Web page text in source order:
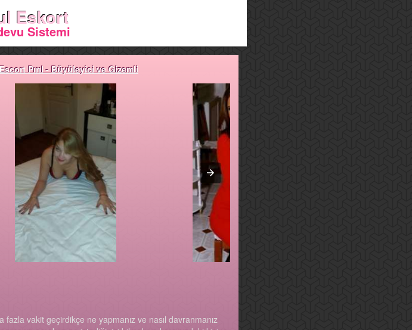
Eskort
Sistemi
Pırıl - Büyüleyici ve Gizemli
vakit geçirdikçe ne yapmanız ve nasıl davranmanız